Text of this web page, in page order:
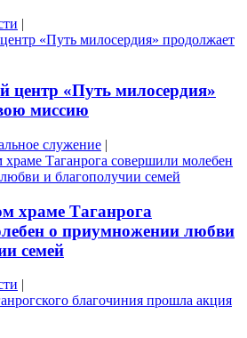
|
центр «Путь милосердия»
миссию
служение |
храме Таганрога
о приумножении любви
семей
|